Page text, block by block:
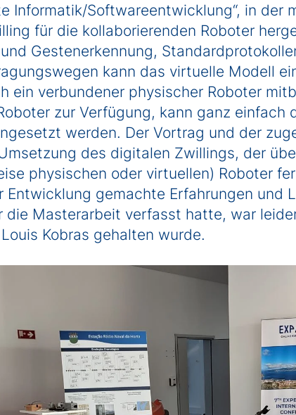
Informatik/Softwareentwicklung“, in der
für die kollaborierenden Roboter
Gestenerkennung,
kann das virtuelle Modell
ein verbundener physischer Roboter
zur Verfügung, kann ganz einfach
werden. Der Vortrag und der
des digitalen Zwillings, der
physischen oder virtuellen) Roboter
Entwicklung gemachte Erfahrungen und
die Masterarbeit verfasst hatte, war
Kobras gehalten wurde.